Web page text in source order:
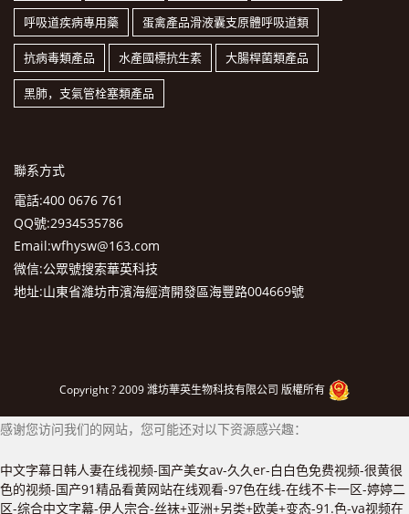
呼吸道疾病專用藥 蛋禽產品滑液囊支原體呼吸道類
抗病毒類產品 水產國標抗生素 大腸桿菌類產品
黑肺，支氣管栓塞類產品
聯系方式
電話:400 0676 761
QQ號:2934535786
Email:wfhysw@163.com
微信:公眾號搜索華英科技
地址:山東省濰坊市濱海經濟開發區海豐路004669號
Copyright ? 2009 濰坊華英生物科技有限公司 版權所有
感谢您访问我们的网站，您可能还对以下资源感兴趣：
中文字幕日韩人妻在线视频-国产美女av-久久er-白白色免费视频-很黄很
色的视频-国产91精品看黄网站在线观看-97色在线-在线不卡一区-婷婷二
区-综合中文字幕-伊人宗合-丝袜+亚洲+另类+欧美+变态-91.色-va视频在